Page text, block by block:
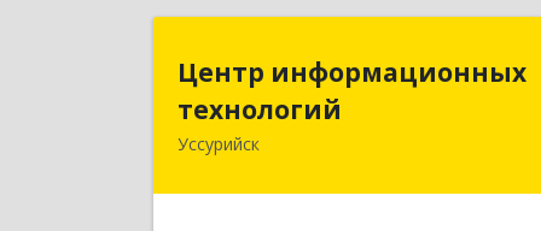
Центр информационных
технологий
Уссурийск
Центр информационных
технологий
692512, Приморский край, Уссурийск